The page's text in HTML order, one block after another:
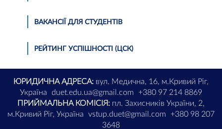
ВАКАНСІЇ ДЛЯ СТУДЕНТІВ
РЕЙТИНГ УСПІШНОСТІ (ЦСК)
ЮРИДИЧНА АДРЕСА: вул. Медична, 16, м.Кривий Ріг,
Україна
duet.edu.ua@gmail.com
+380 97 214 8869
ПРИЙМАЛЬНА КОМІСІЯ: пл. Захисників України, 2,
м.Кривий Ріг, Україна
vstup.duet@gmail.com
+380 98 207
3648